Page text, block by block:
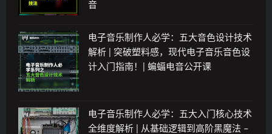
音
电子音乐制作人必学：五大音色设计技术
解析 | 突破塑料感，现代电子音乐音色设
计入门指南！| 蝙蝠电音公开课
电子音乐制作人必学：五大入门核心技术
全维度解析 | 从基础逻辑到高阶黑魔法 –